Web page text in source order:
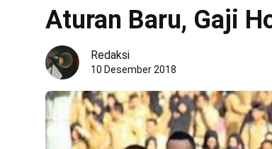
Aturan Baru, Gaji
Redaksi
10 Desember 2018